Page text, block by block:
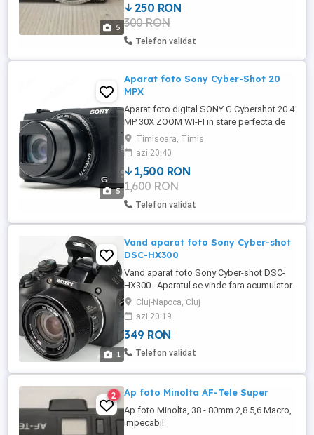
5
250 RON
300 RON
Telefon validat
5
Aparat foto Sony Cyber-Shot 20
MPX
Aparat foto digital SONY G Cybershot 20.4
MP 30X ZOOM WI-FI in stare perfecta de
functionare, un aparat super cu zoom
imens de 30X, face poze superbe, vine
insotit de baterie originala, card si
incarcator original.
Timisoara, Timis
azi 20:40
1,500 RON
1,600 RON
Telefon validat
1
Vand aparat foto Sony Cyber-shot
DSC-HX300
Vand aparat foto Sony Cyber-shot DSC-
HX300 . Aparatul se vinde fara acumulator
si fara card de memorie.Este functional
dar cu afisarea pe LCD, a unui cod de
atentionare E:62:10. Blitz functional, LCD
functional, obiectiv retractabil functional.
Pret 349 lei.
Cluj-Napoca, Cluj
azi 20:19
349 RON
Telefon validat
2 Ap foto Minolta AF-Tele Super
Ap foto Minolta, 38 - 80mm 2,8 5,6 Macro,
impecabil